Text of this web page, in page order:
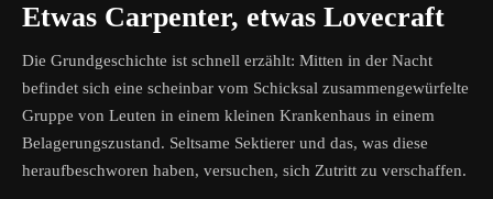
Etwas Carpenter, etwas Lovecraft
Die Grundgeschichte ist schnell erzählt: Mitten in der Nacht
befindet sich eine scheinbar vom Schicksal zusammengewürfelte
Gruppe von Leuten in einem kleinen Krankenhaus in einem
Belagerungszustand. Seltsame Sektierer und das, was diese
heraufbeschworen haben, versuchen, sich Zutritt zu verschaffen.